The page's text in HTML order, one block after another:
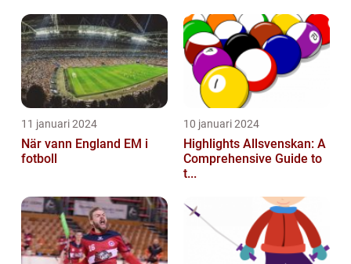
11 januari 2024
När vann England EM i
fotboll
10 januari 2024
Highlights Allsvenskan: A
Comprehensive Guide to
t...